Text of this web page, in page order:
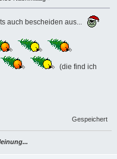
auch bescheiden aus...
(die find ich
Gespeichert